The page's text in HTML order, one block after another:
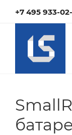
+7 495 933-